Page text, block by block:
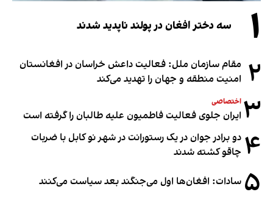
۱ سه دختر افغان در پولند ناپدید شدند
۲ مقام سازمان ملل: فعالیت داعش خراسان در افغانستان
امنیت منطقه و جهان را تهدید می‌کند
۳ اختصاصی
ایران جلوی فعالیت فاطمیون علیه طالبان را گرفته است
۴ دو برادر جوان در یک رستورانت در شهر نو کابل با ضربات
چاقو کشته شدند
۵ سادات: افغان‌ها اول می‌جنگند بعد سیاست می‌کنند